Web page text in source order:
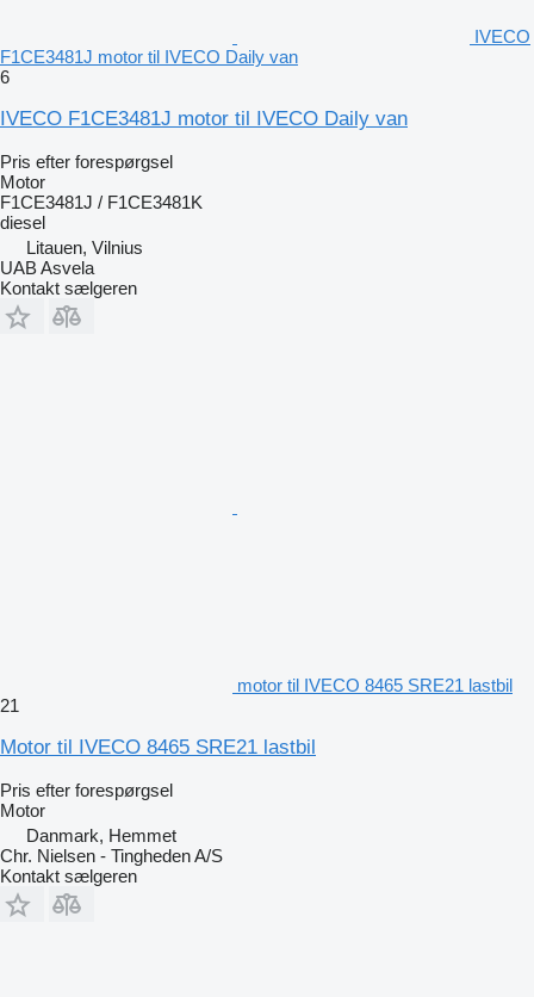
IVECO
F1CE3481J motor til IVECO Daily van
6
IVECO F1CE3481J motor til IVECO Daily van
Pris efter forespørgsel
Motor
F1CE3481J / F1CE3481K
diesel
Litauen, Vilnius
UAB Asvela
Kontakt sælgeren
motor til IVECO 8465 SRE21 lastbil
21
Motor til IVECO 8465 SRE21 lastbil
Pris efter forespørgsel
Motor
Danmark, Hemmet
Chr. Nielsen - Tingheden A/S
Kontakt sælgeren